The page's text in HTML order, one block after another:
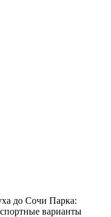
до Сочи Парка:
варианты